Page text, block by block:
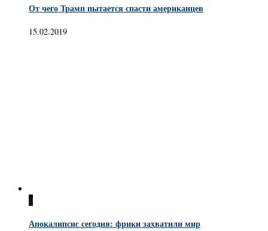
От чего Трамп пытается спасти американцев
15.02.2019
0
Апокалипсис сегодня: фрики захватили мир